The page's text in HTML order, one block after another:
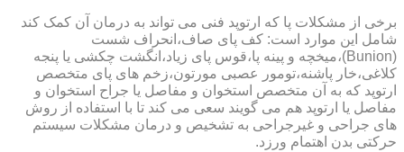
برخی از مشکلات پا که ارتوپد فنی می تواند به درمان آن کمک کند
شامل این موارد است: کف پای صاف،انحراف شست
(Bunion)،میخچه و پینه پا،قوس پای زیاد،انگشت چکشی یا پنجه
کلاغی،خار پاشنه،تومور عصبی مورتون،زخم های پای متخصص
ارتوپد که به آن متخصص استخوان و مفاصل یا جراح استخوان و
مفاصل یا ارتوپد هم می گویند سعی می کند تا با استفاده از روش
های جراحی و غیرجراحی به تشخیص و درمان مشکلات سیستم
حرکتی بدن اهتمام ورزد.